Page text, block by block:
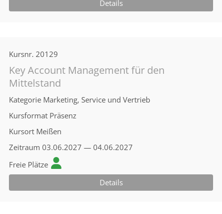
Details
Kursnr. 20129
Key Account Management für den
Mittelstand
Kategorie Marketing, Service und Vertrieb
Kursformat Präsenz
Kursort Meißen
Zeitraum 03.06.2027 — 04.06.2027
Freie Plätze
Details